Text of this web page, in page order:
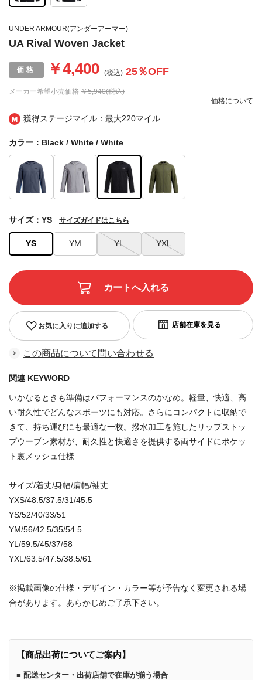
獲得ステージマイル：最大220マイル
UNDER ARMOUR(アンダーアーマー)
UA Rival Woven Jacket
メーカー希望小売価格 ￥5,940(税込)
￥4,400 (税込) 25％OFF
価格について
カラー：Black / White / White
YS YM YL YXL
サイズ：YS サイズガイドはこちら
お気に入りに追加する
この商品について問い合わせる
関連 KEYWORD
いかなるときも準備はパフォーマンスのかなめ。軽量、快適、高
い耐久性でどんなスポーツにも対応。さらにコンパクトに収納で
きて、持ち運びにも最適な一枚。撥水加工を施したリップストッ
プウーブン素材が、耐久性と快適さを提供する両サイドにポケッ
ト裏メッシュ仕様
サイズ/着丈/身幅/肩幅/袖丈
YXS/48.5/37.5/31/45.5
YS/52/40/33/51
YM/56/42.5/35/54.5
YL/59.5/45/37/58
YXL/63.5/47.5/38.5/61
※掲載画像の仕様・デザイン・カラー等が予告なく変更される場
合があります。あらかじめご了承下さい。
【商品出荷についてご案内】
■ 配送センター・出荷店舗で在庫が揃う場合